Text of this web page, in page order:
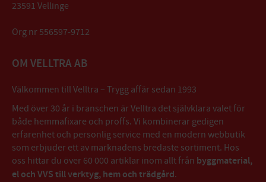
23591 Vellinge
Org nr 556597-9712
OM VELLTRA AB
Välkommen till Velltra – Trygg affär sedan 1993
Med över 30 år i branschen är Velltra det självklara valet för
både hemmafixare och proffs. Vi kombinerar gedigen
erfarenhet och personlig service med en modern webbutik
som erbjuder ett av marknadens bredaste sortiment. Hos
oss hittar du över 60 000 artiklar inom allt från byggmaterial,
el och VVS till verktyg, hem och trädgård.